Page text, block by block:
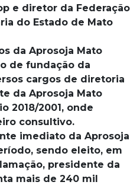
e diretor da Federação
do Estado de Mato
da Aprosoja Mato
de fundação da
cargos de diretoria
da Aprosoja Mato
2018/2001, onde
consultivo.
imediato da Aprosoja
sendo eleito, em
presidente da
mais de 240 mil